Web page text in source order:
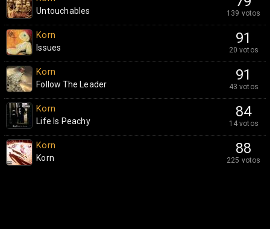
139 votos
Untouchables
91
20 votos
Korn
Issues
91
43 votos
Korn
Follow The Leader
84
14 votos
Korn
Life Is Peachy
88
225 votos
Korn
Korn